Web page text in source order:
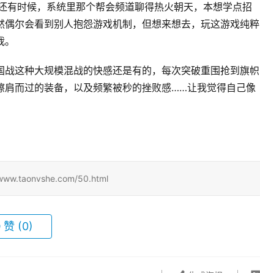
时候，系统里那个帮会频道聊得热火朝天，本想学点招
尔会看到别人抱怨游戏机制，但想来想去，玩这游戏纯粹
这种大规模混战的快感还是有的，每次突破重围抢到旗帜
而过的装备，以及频繁被秒的挫败感……让我觉得自己像
50.html
赞 (0)